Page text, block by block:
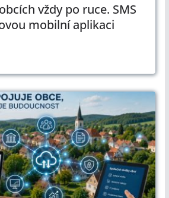
vždy po ruce. SMS
mobilní aplikaci